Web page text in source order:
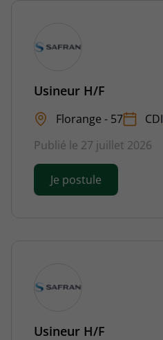
Usineur H/F
Florange - 57 CDI
Publié le 27 juillet 2026
Je postule
Usineur H/F